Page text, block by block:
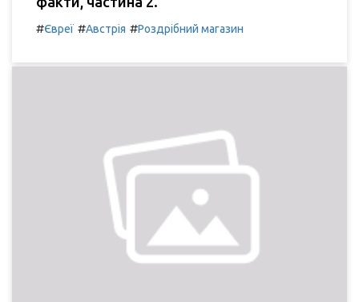
#Євреї #Австрія #Роздрібний магазин